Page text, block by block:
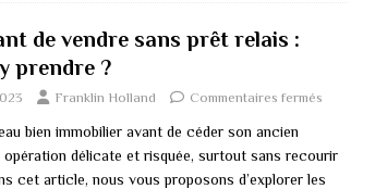
de vendre sans prêt relais :
prendre ?
Franklin Holland Commentaires fermés
bien immobilier avant de céder son ancien
opération délicate et risquée, surtout sans recourir
cet article, nous vous proposons d’explorer les